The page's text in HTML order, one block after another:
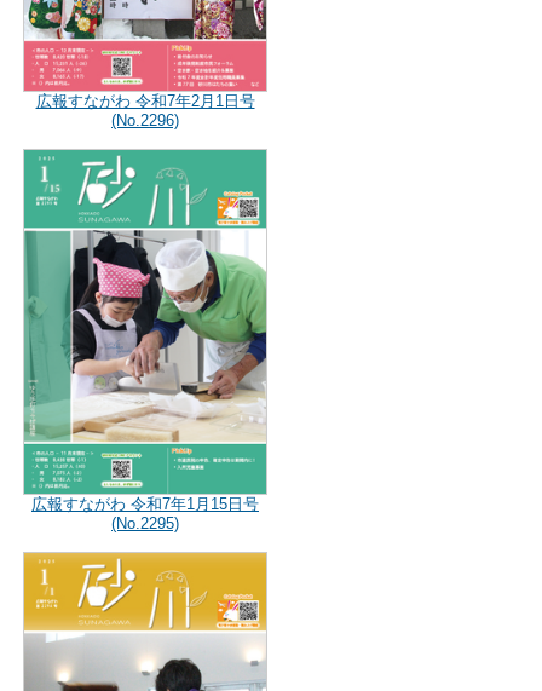
広報すながわ 令和7年2月1日号
(No.2296)
広報すながわ 令和7年1月15日号
(No.2295)